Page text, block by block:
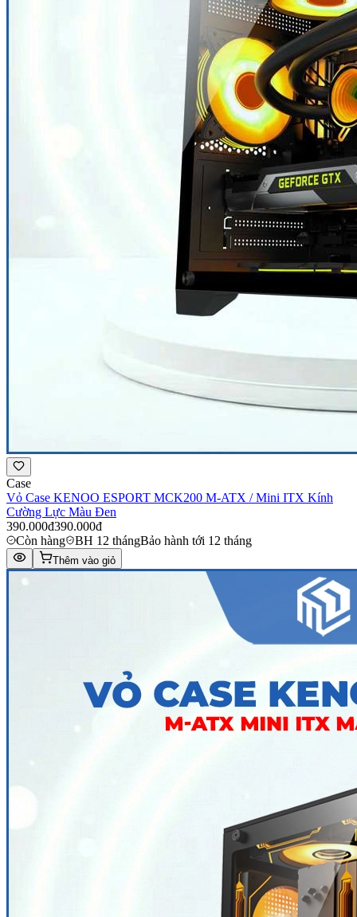
Case
Vỏ Case KENOO ESPORT MCK200 M-ATX / Mini ITX Kính
Cường Lực Màu Đen
390.000đ390.000đ
Còn hàng
BH 12 thángBảo hành tới 12 tháng
Thêm vào giỏ